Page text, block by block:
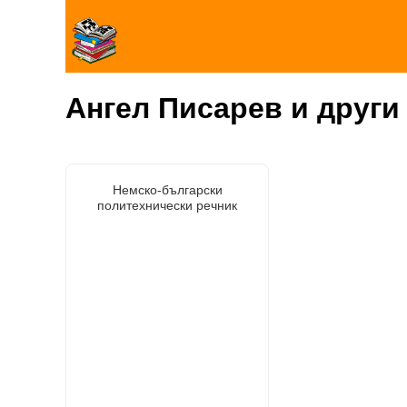
Ангел Писарев и други
Немско-български
политехнически речник